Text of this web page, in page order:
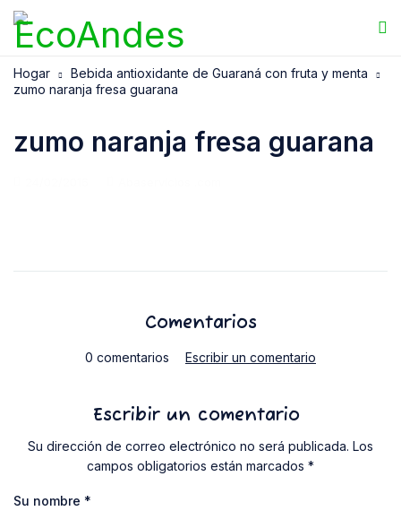
Hogar
Bebida antioxidante de Guaraná con fruta y menta
zumo naranja fresa guarana
zumo naranja fresa guarana
Comentarios
0 comentarios Escribir un comentario
Escribir un comentario
Su dirección de correo electrónico no será publicada. Los
campos obligatorios están marcados *
Su nombre *